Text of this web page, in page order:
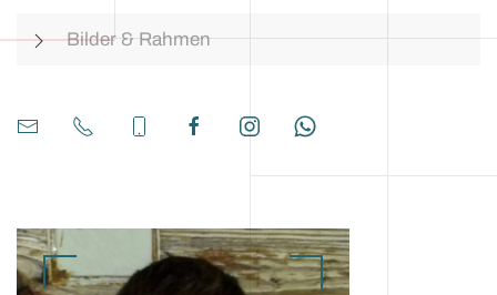
Bilder & Rahmen